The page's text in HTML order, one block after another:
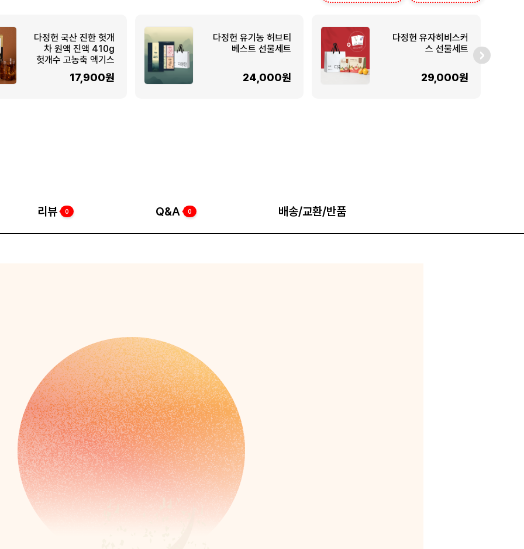
다정헌 국산 진한 헛개
차 원액 진액 410g
헛개수 고농축 엑기스
17,900원
다정헌 유기농 허브티
베스트 선물세트
24,000원
다정헌 유자히비스커
스 선물세트
29,000원
리뷰 0 Q&A 0 배송/교환/반품